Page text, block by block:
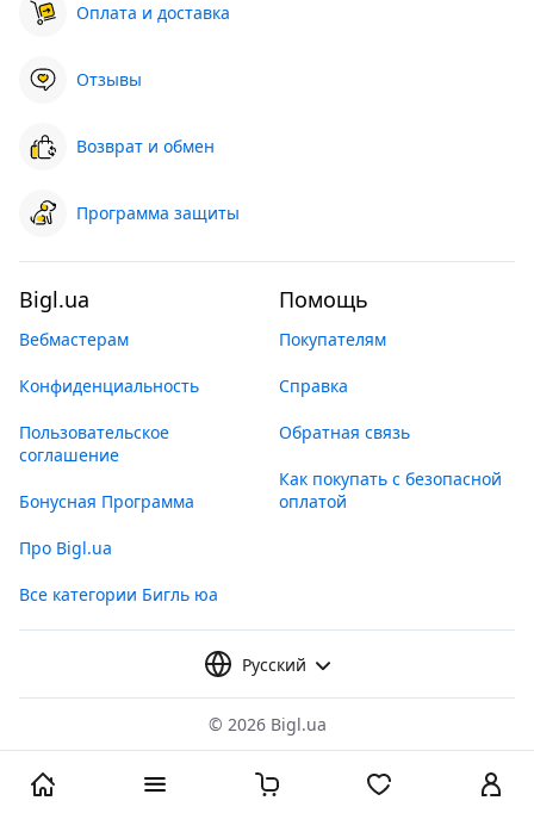
Оплата и доставка
Отзывы
Возврат и обмен
Программа защиты
Bigl.ua
Вебмастерам
Конфиденциальность
Пользовательское
соглашение
Бонусная Программа
Про Bigl.ua
Все категории Бигль юа
Помощь
Покупателям
Справка
Обратная связь
Как покупать с безопасной
оплатой
Русский
© 2026 Bigl.ua